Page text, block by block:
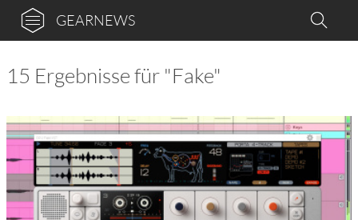
GEARNEWS
15 Ergebnisse für "Fake"